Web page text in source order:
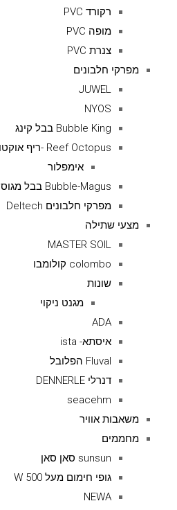
רקורד PVC
מופה PVC
צנרת PVC
מפרקי חלבונים
JUWEL
NYOS
Bubble King בבל קינג
Reef Octopus -ריף אוקטופוס
אימפלור
Bubble-Magus בבל מגוס
מפרקי חלבונים Deltech
מצעי שתילה
MASTER SOIL
colombo קולומבו
שונות
מגנט ניקוי
ADA
איסתא- ista
Fluval הפלובל
דנרלי DENNERLE
seacehm
משאבות אוויר
מחממים
sunsun סאן סאן
גופי חימום מעל 500 W
NEWA